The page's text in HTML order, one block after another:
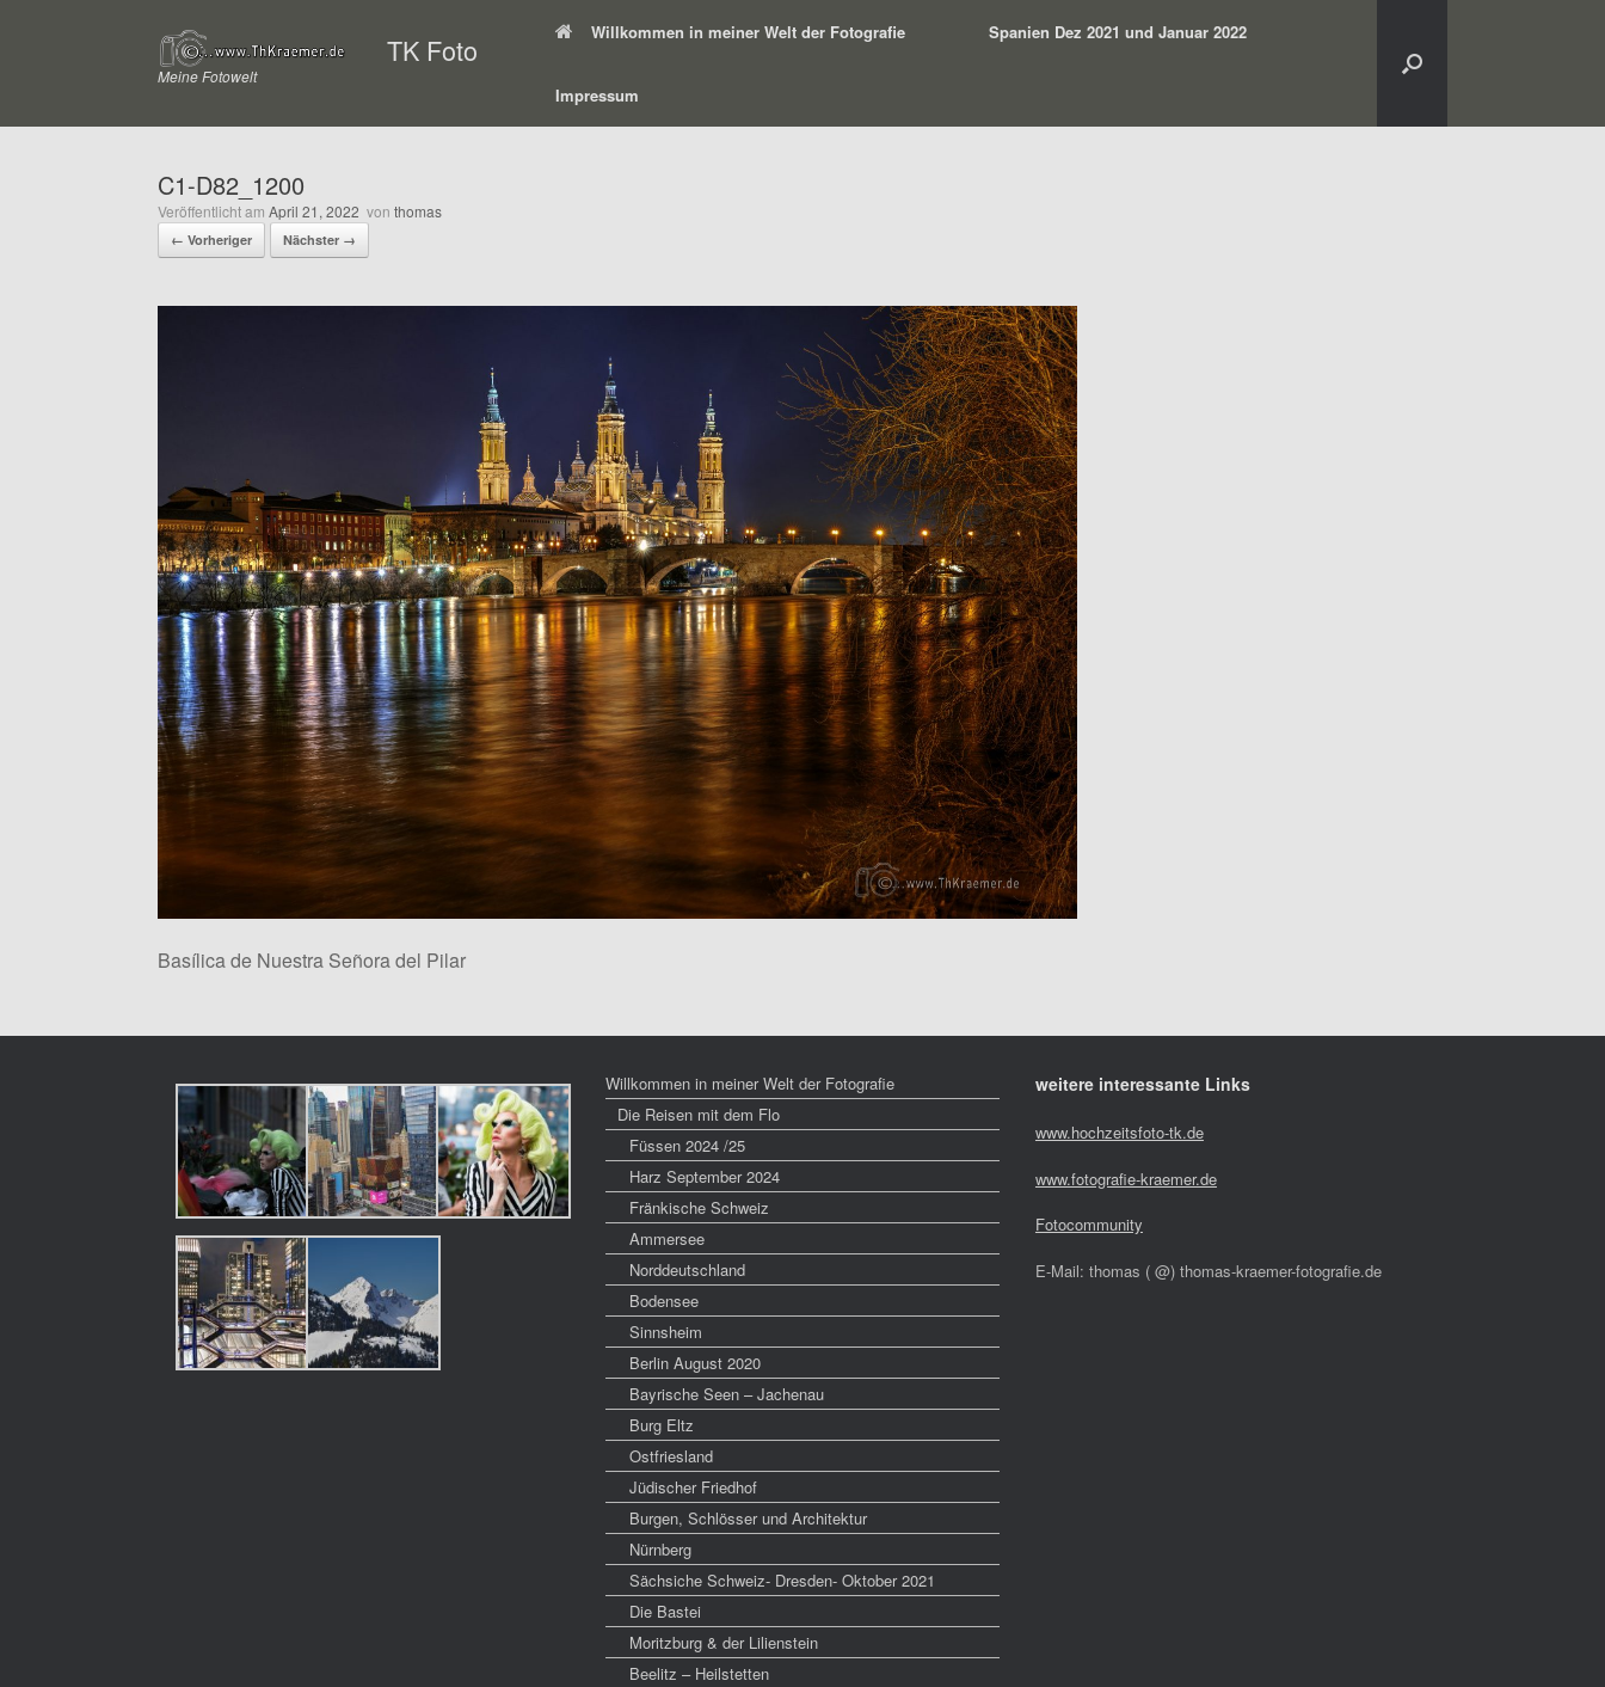
TK Foto
Meine Fotowelt
Willkommen in meiner Welt der Fotografie Spanien Dez 2021 und Januar 2022
Impressum
C1-D82_1200
Veröffentlicht am April 21, 2022 von thomas
← Vorheriger Nächster →
Basílica de Nuestra Señora del Pilar
Willkommen in meiner Welt der Fotografie
Die Reisen mit dem Flo
Füssen 2024 /25
Harz September 2024
Fränkische Schweiz
Ammersee
Norddeutschland
Bodensee
Sinnsheim
Berlin August 2020
Bayrische Seen – Jachenau
Burg Eltz
Ostfriesland
Jüdischer Friedhof
Burgen, Schlösser und Architektur
Nürnberg
Sächsiche Schweiz- Dresden- Oktober 2021
Die Bastei
Moritzburg & der Lilienstein
Beelitz – Heilstetten
weitere interessante Links
www.hochzeitsfoto-tk.de
www.fotografie-kraemer.de
Fotocommunity
E-Mail: thomas ( @) thomas-kraemer-fotografie.de